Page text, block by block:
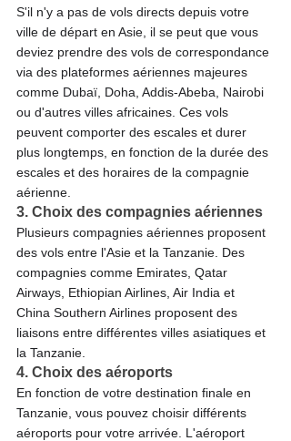
S'il n'y a pas de vols directs depuis votre
ville de départ en Asie, il se peut que vous
deviez prendre des vols de correspondance
via des plateformes aériennes majeures
comme Dubaï, Doha, Addis-Abeba, Nairobi
ou d'autres villes africaines. Ces vols
peuvent comporter des escales et durer
plus longtemps, en fonction de la durée des
escales et des horaires de la compagnie
aérienne.
3. Choix des compagnies aériennes
Plusieurs compagnies aériennes proposent
des vols entre l'Asie et la Tanzanie. Des
compagnies comme Emirates, Qatar
Airways, Ethiopian Airlines, Air India et
China Southern Airlines proposent des
liaisons entre différentes villes asiatiques et
la Tanzanie.
4. Choix des aéroports
En fonction de votre destination finale en
Tanzanie, vous pouvez choisir différents
aéroports pour votre arrivée. L'aéroport